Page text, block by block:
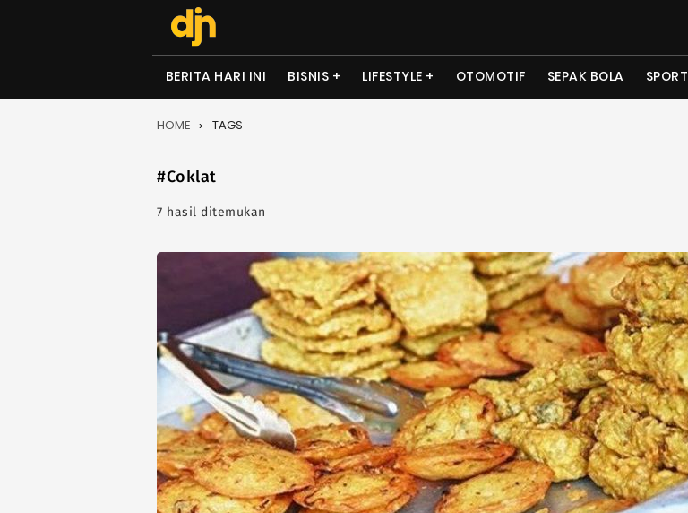
BERITA HARI INI BISNIS LIFESTYLE OTOMOTIF SEPAK BOLA SPORT
HOME TAGS
#Coklat
7 hasil ditemukan